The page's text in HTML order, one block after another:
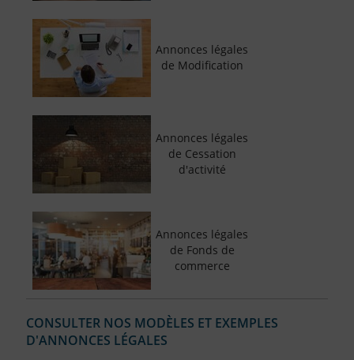
Annonces légales
de Modification
Annonces légales
de Cessation
d'activité
Annonces légales
de Fonds de
commerce
CONSULTER NOS MODÈLES ET EXEMPLES
D'ANNONCES LÉGALES